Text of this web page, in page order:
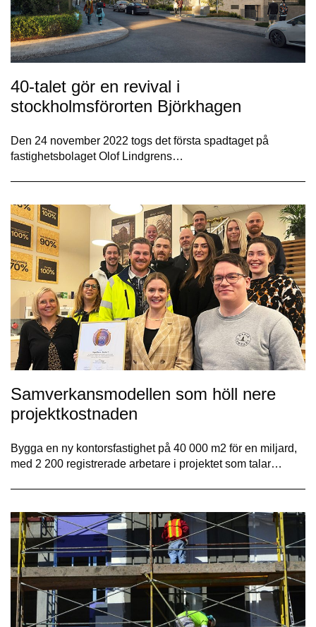
40-talet gör en revival i
stockholmsförorten Björkhagen
Den 24 november 2022 togs det första spadtaget på
fastighetsbolaget Olof Lindgrens…
Samverkansmodellen som höll nere
projektkostnaden
Bygga en ny kontorsfastighet på 40 000 m2 för en miljard,
med 2 200 registrerade arbetare i projektet som talar…